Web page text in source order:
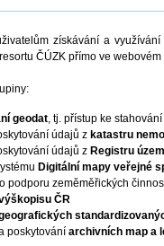
získávání a
ČÚZK přímo ve
geodat, tj. přístup ke
údajů z katastru
údajů z Registru
Digitální mapy veřejné
podporu zeměměřických
ČR
poskytování archivních map a